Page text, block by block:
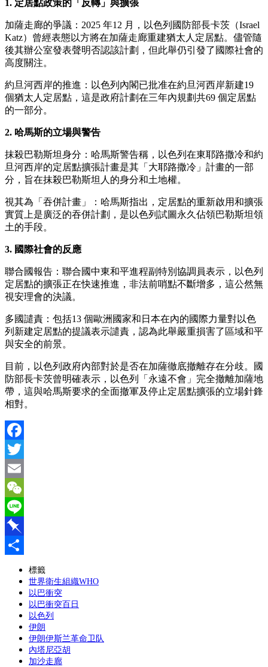
1. 定居點政策的「反轉」與擴張
加薩走廊的爭議：2025 年12 月，以色列國防部長卡茨（Israel
Katz）曾經表態以方將在加薩走廊重建猶太人定居點。儘管隨
後其辦公室發表聲明否認該計劃，但此舉仍引發了國際社會的
高度關注。
約旦河西岸的推進：以色列內閣已批准在約旦河西岸新建19
個猶太人定居點，這是政府計劃在三年內規劃共69 個定居點
的一部分。
2. 哈馬斯的立場與警告
抹殺巴勒斯坦身分：哈馬斯警告稱，以色列在東耶路撒冷和約
旦河西岸的定居點擴張計畫是其「大耶路撒冷」計畫的一部
分，旨在抹殺巴勒斯坦人的身分和土地權。
視其為「吞併計畫」：哈馬斯指出，定居點的重新啟用和擴張
實質上是廣泛的吞併計劃，是以色列試圖永久佔領巴勒斯坦領
土的手段。
3. 國際社會的反應
聯合國報告：聯合國中東和平進程副特別協調員表示，以色列
定居點的擴張正在快速推進，非法前哨點不斷增多，這公然無
視安理會的決議。
多國譴責：包括13 個歐洲國家和日本在內的國際力量對以色
列新建定居點的提議表示譴責，認為此舉嚴重損害了區域和平
與安全的前景。
目前，以色列政府內部對於是否在加薩徹底撤離存在分歧。國
防部長卡茨曾明確表示，以色列「永遠不會」完全撤離加薩地
帶，這與哈馬斯要求的全面撤軍及停止定居點擴張的立場針鋒
相對。
Facebook
Twitter
Email
WeChat
Line
Pinboard
標籤
世界衛生組織WHO
以巴衝突
以巴衝突百日
以色列
伊朗
伊朗伊斯兰革命卫队
內塔尼亞胡
加沙走廊